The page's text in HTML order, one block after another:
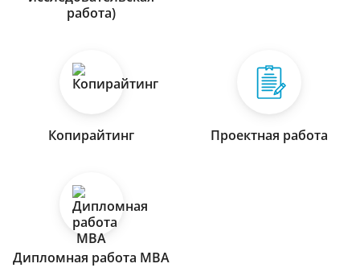
работа)
Копирайтинг Проектная работа
Дипломная работа МВА